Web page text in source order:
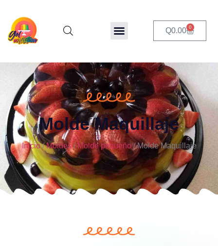
Q0.00 0
Molde Maquillaje
Inicio/Moldes/Molde pequeño/ Molde Maquillaje